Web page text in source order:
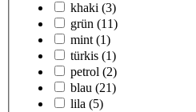
khaki (3)
grün (11)
mint (1)
türkis (1)
petrol (2)
blau (21)
lila (5)